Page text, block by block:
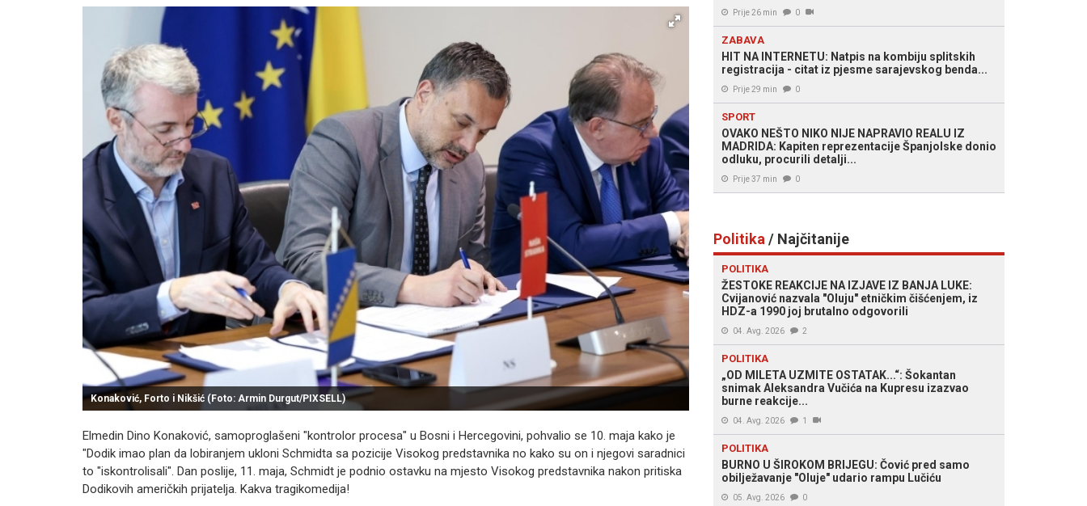
Konaković, Forto i Nikšić (Foto: Armin Durgut/PIXSELL)
Elmedin Dino Konaković, samoproglašeni "kontrolor procesa" u Bosni i Hercegovini, pohvalio se 10. maja kako je
"Dodik imao plan da lobiranjem ukloni Schmidta sa pozicije Visokog predstavnika no kako su on i njegovi saradnici
to "iskontrolisali". Dan poslije, 11. maja, Schmidt je podnio ostavku na mjesto Visokog predstavnika nakon pritiska
Dodikovih američkih prijatelja. Kakva tragikomedija!
Prije 26 min 0
ZABAVA
HIT NA INTERNETU: Natpis na kombiju splitskih
registracija - citat iz pjesme sarajevskog benda...
Prije 29 min 0
SPORT
OVAKO NEŠTO NIKO NIJE NAPRAVIO REALU IZ
MADRIDA: Kapiten reprezentacije Španjolske donio
odluku, procurili detalji...
Prije 37 min 0
Politika / Najčitanije
POLITIKA
ŽESTOKE REAKCIJE NA IZJAVE IZ BANJA LUKE:
Cvijanović nazvala "Oluju" etničkim čišćenjem, iz
HDZ-a 1990 joj brutalno odgovorili
04. Avg. 2026 2
POLITIKA
„OD MILETA UZMITE OSTATAK...“: Šokantan
snimak Aleksandra Vučića na Kupresu izazvao
burne reakcije...
04. Avg. 2026 1
POLITIKA
BURNO U ŠIROKOM BRIJEGU: Čović pred samo
obilježavanje "Oluje" udario rampu Lučiću
05. Avg. 2026 0